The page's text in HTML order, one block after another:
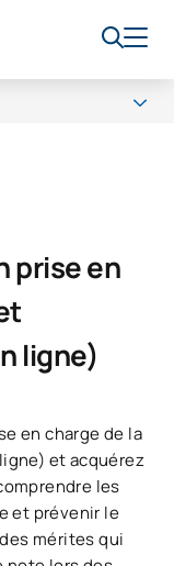
prise en
ligne)
en charge de la
et acquérez
les
et prévenir le
mérites qui